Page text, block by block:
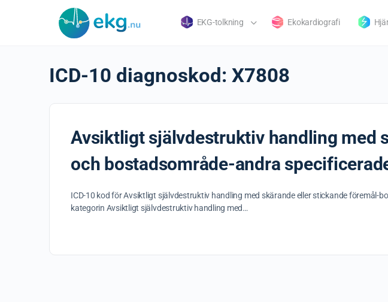
EKG-tolkning Ekokardiografi
ICD-10 diagnoskod: X7808
Avsiktligt självdestruktiv handling med
och bostadsområde-andra
ICD-10 kod för Avsiktligt självdestruktiv handling med skärande eller stickande
kategorin Avsiktligt självdestruktiv handling med…